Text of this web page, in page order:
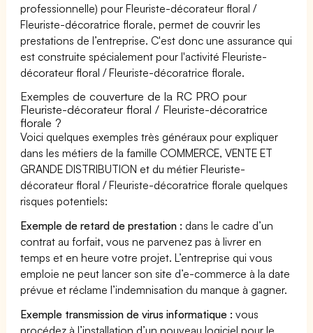
professionnelle) pour Fleuriste-décorateur floral /
Fleuriste-décoratrice florale, permet de couvrir les
prestations de l’entreprise. C'est donc une assurance qui
est construite spécialement pour l'activité Fleuriste-
décorateur floral / Fleuriste-décoratrice florale.
Exemples de couverture de la RC PRO pour
Fleuriste-décorateur floral / Fleuriste-décoratrice
florale ?
Voici quelques exemples très généraux pour expliquer
dans les métiers de la famille COMMERCE, VENTE ET
GRANDE DISTRIBUTION et du métier Fleuriste-
décorateur floral / Fleuriste-décoratrice florale quelques
risques potentiels:
Exemple de retard de prestation : dans le cadre d’un
contrat au forfait, vous ne parvenez pas à livrer en
temps et en heure votre projet. L’entreprise qui vous
emploie ne peut lancer son site d’e-commerce à la date
prévue et réclame l’indemnisation du manque à gagner.
Exemple transmission de virus informatique : vous
procédez à l’installation d’un nouveau logiciel pour le